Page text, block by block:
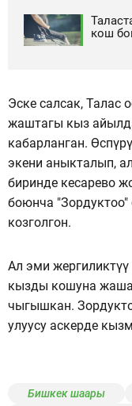
кош
Эске салсак, Талас
жаштагы кыз
кабарланган.
экени аныкталып,
биринде кесарево
боюнча
козголгон.
Ал эми
кызды кошуна
чыгышкан.
улуусу аскерде
Бишкек шаары